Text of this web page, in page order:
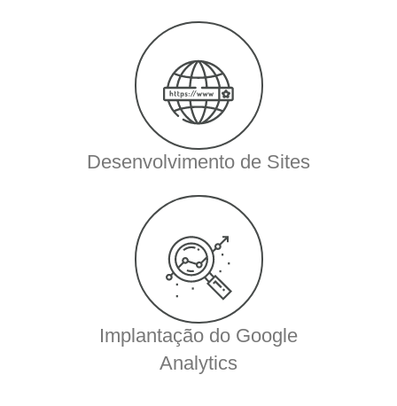
Desenvolvimento de Sites
Implantação do Google
Analytics